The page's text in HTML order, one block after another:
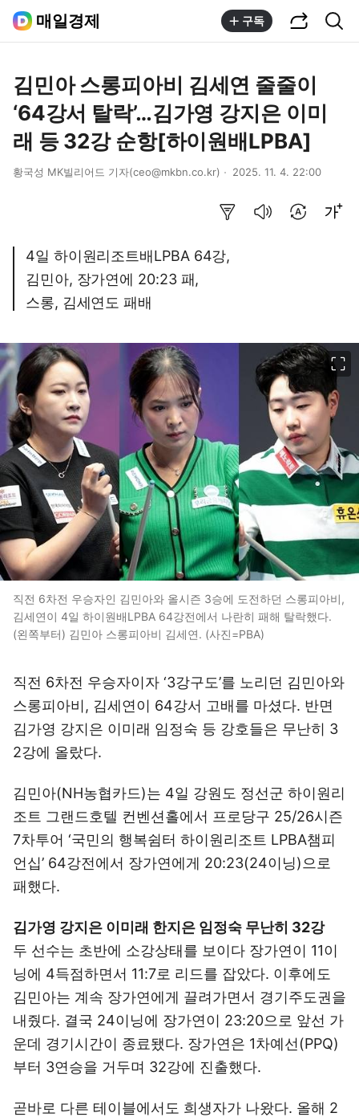
매일경제 구독
김민아 스롱피아비 김세연 줄줄이
‘64강서 탈락’…김가영 강지은 이미
래 등 32강 순항[하이원배LPBA]
황국성 MK빌리어드 기자(ceo@mkbn.co.kr) 2025. 11. 4. 22:00
4일 하이원리조트배LPBA 64강,
김민아, 장가연에 20:23 패,
스롱, 김세연도 패배
직전 6차전 우승자인 김민아와 올시즌 3승에 도전하던 스롱피아비,
김세연이 4일 하이원배LPBA 64강전에서 나란히 패해 탈락했다.
(왼쪽부터) 김민아 스롱피아비 김세연. (사진=PBA)
직전 6차전 우승자이자 ‘3강구도’를 노리던 김민아와
스롱피아비, 김세연이 64강서 고배를 마셨다. 반면
김가영 강지은 이미래 임정숙 등 강호들은 무난히 3
2강에 올랐다.
김민아(NH농협카드)는 4일 강원도 정선군 하이원리
조트 그랜드호텔 컨벤션홀에서 프로당구 25/26시즌
7차투어 ‘국민의 행복쉼터 하이원리조트 LPBA챔피
언십’ 64강전에서 장가연에게 20:23(24이닝)으로
패했다.
김가영 강지은 이미래 한지은 임정숙 무난히 32강
두 선수는 초반에 소강상태를 보이다 장가연이 11이
닝에 4득점하면서 11:7로 리드를 잡았다. 이후에도
김민아는 계속 장가연에게 끌려가면서 경기주도권을
내줬다. 결국 24이닝에 장가연이 23:20으로 앞선 가
운데 경기시간이 종료됐다. 장가연은 1차예선(PPQ)
부터 3연승을 거두며 32강에 진출했다.
곧바로 다른 테이블에서도 희생자가 나왔다. 올해 2